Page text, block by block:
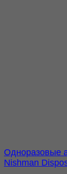
Одноразовые
Nishman